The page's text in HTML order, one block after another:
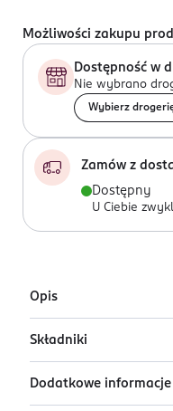
Możliwości zakupu
Dostępność w
Nie wybrano
Wybierz
Zamów z
Dostępny
U Ciebie
Opis
Woda
Desert Princess
Składniki
Ingredients: : ALCOHOL
Dodatkowe informacje